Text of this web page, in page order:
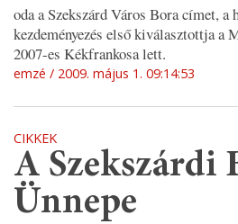
oda a Szekszárd Város Bora címet, a
kezdeményezés első kiválasztottja a
2007-es Kékfrankosa lett.
emzé 2009. május 1. 09:14:53
CIKKEK
A Szekszárdi
Ünnepe